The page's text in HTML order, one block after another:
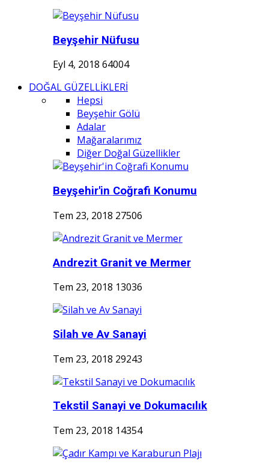
Beyşehir Nüfusu
Eyl 4, 2018 64004
DOĞAL GÜZELLİKLERİ
Hepsi
Beyşehir Gölü
Adalar
Mağaralarımız
Diğer Doğal Güzellikler
Beyşehir'in Coğrafi Konumu
Tem 23, 2018 27506
Andrezit Granit ve Mermer
Tem 23, 2018 13036
Silah ve Av Sanayi
Tem 23, 2018 29243
Tekstil Sanayi ve Dokumacılık
Tem 23, 2018 14354